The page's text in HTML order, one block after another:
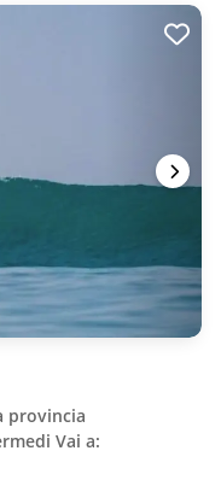
provincia
Vai a: